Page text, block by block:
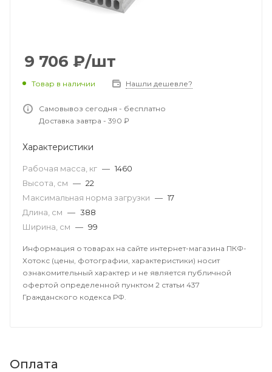
9 706 ₽/шт
Товар в наличии Нашли дешевле?
Самовывоз сегодня - бесплатно
Доставка завтра - 390 ₽
Характеристики
Рабочая масса, кг — 1460
Высота, см — 22
Максимальная норма загрузки — 17
Длина, см — 388
Ширина, см — 99
Информация о товарах на сайте интернет-магазина ПКФ-
Хотокс (цены, фотографии, характеристики) носит
ознакомительный характер и не является публичной
офертой определенной пунктом 2 статьи 437
Гражданского кодекса РФ.
Оплата